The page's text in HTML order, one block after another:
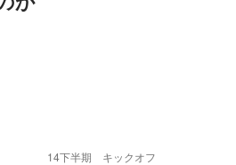
14下半期　キックオフ